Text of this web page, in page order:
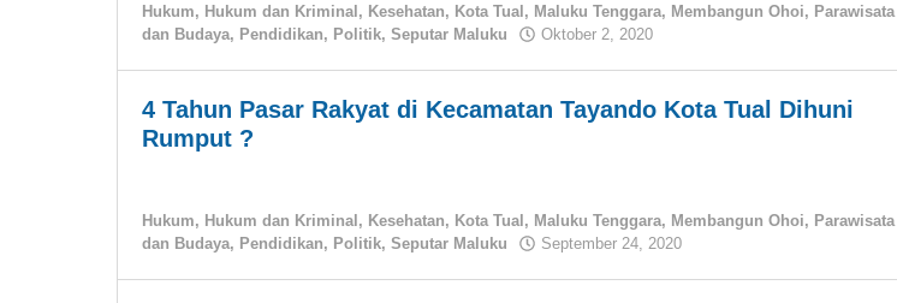
Hukum, Hukum dan Kriminal , Kesehatan, Kota Tual , Maluku Tenggara, Membangun Ohoi, Parawisata
dan Budaya, Pendidikan, Politik, Seputar Maluku Oktober 2, 2020
4 Tahun Pasar Rakyat di Kecamatan Tayando Kota Tual Dihuni
Rumput ?
Hukum, Hukum dan Kriminal , Kesehatan, Kota Tual , Maluku Tenggara, Membangun Ohoi, Parawisata
dan Budaya, Pendidikan, Politik, Seputar Maluku September 24, 2020